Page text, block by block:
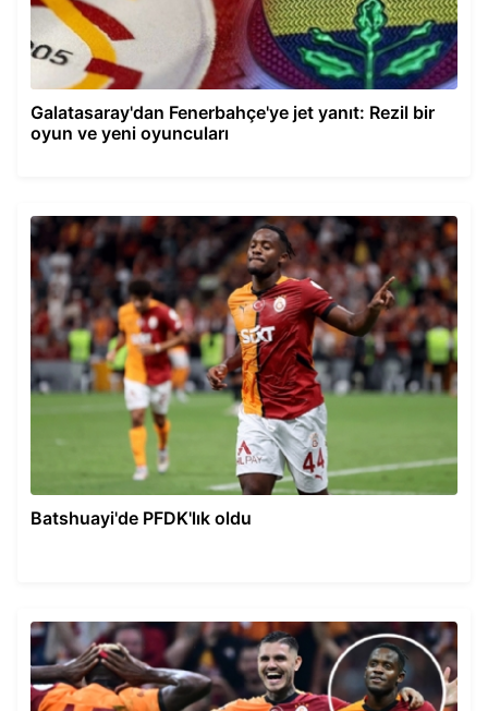
Galatasaray'dan Fenerbahçe'ye jet yanıt: Rezil bir
oyun ve yeni oyuncuları
Batshuayi'de PFDK'lık oldu